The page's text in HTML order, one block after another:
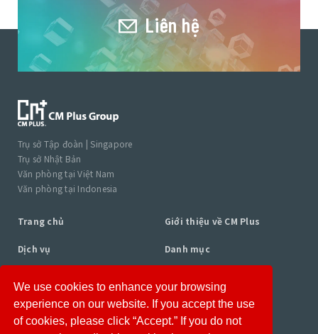
Liên hệ
Trụ sở Tập đoàn | Singapore
Trụ sở Nhật Bản
Văn phòng tại Việt Nam
Văn phòng tại Indonesia
Trang chủ Giới thiệu về CM Plus
Dịch vụ Danh mục
Tin tức Tuyển dụng
We use cookies to enhance your browsing
experience on our website. If you accept the use
of cookies, please click “Accept.” If you do not